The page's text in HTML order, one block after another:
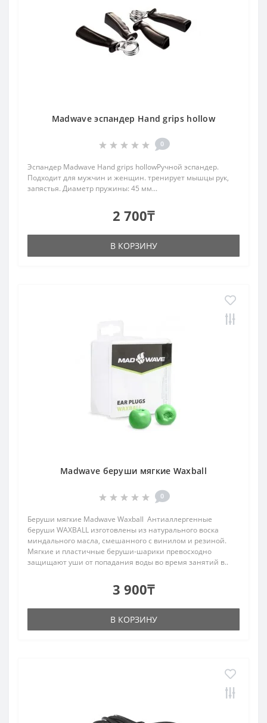
Madwave эспандер Hand grips hollow
0
Эспандер Madwave Hand grips hollowРучной эспандер.
Подходит для мужчин и женщин. тренирует мышцы рук,
запястья. Диаметр пружины: 45 мм...
2 700₸
В КОРЗИНУ
Madwave беруши мягкие Waxball
0
Беруши мягкие Madwave Waxball Антиаллергенные
беруши WAXBALL изготовлены из натурального воска
миндального масла, смешанного с винилом и резиной.
Мягкие и пластичные беруши-шарики превосходно
защищают уши от попадания воды во время занятий в..
3 900₸
В КОРЗИНУ